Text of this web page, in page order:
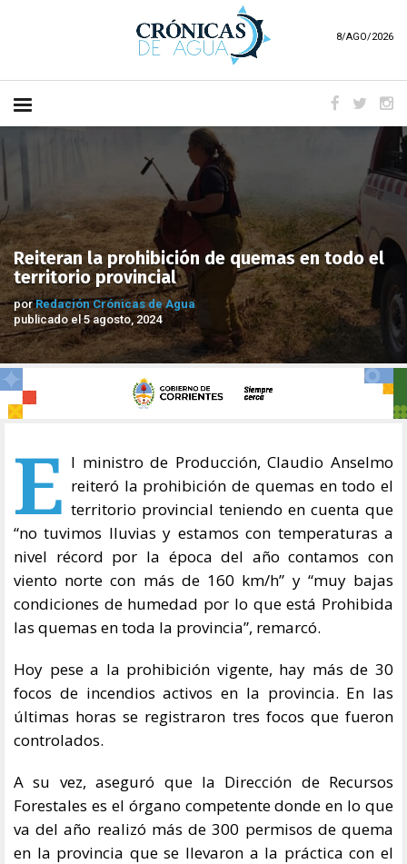
8/AGO/2026
Reiteran la prohibición de quemas en todo el
territorio provincial
porRedación Crónicas de Agua
publicado el 5 agosto, 2024
E l ministro de Producción, Claudio Anselmo
reiteró la prohibición de quemas en todo el
territorio provincial teniendo en cuenta que
“no tuvimos lluvias y estamos con temperaturas a
nivel récord por la época del año contamos con
viento norte con más de 160 km/h” y “muy bajas
condiciones de humedad por lo que está Prohibida
las quemas en toda la provincia”, remarcó.
Hoy pese a la prohibición vigente, hay más de 30
focos de incendios activos en la provincia. En las
últimas horas se registraron tres focos que fueron
controlados.
A su vez, aseguró que la Dirección de Recursos
Forestales es el órgano competente donde en lo que
va del año realizó más de 300 permisos de quema
en la provincia que se llevaron a la práctica con el